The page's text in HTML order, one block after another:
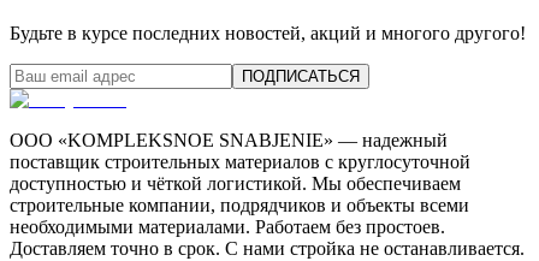
Будьте в курсе последних новостей, акций и многого другого!
ПОДПИСАТЬСЯ
ООО «KOMPLEKSNOE SNABJENIE» — надежный
поставщик строительных материалов с круглосуточной
доступностью и чёткой логистикой. Мы обеспечиваем
строительные компании, подрядчиков и объекты всеми
необходимыми материалами. Работаем без простоев.
Доставляем точно в срок. С нами стройка не останавливается.